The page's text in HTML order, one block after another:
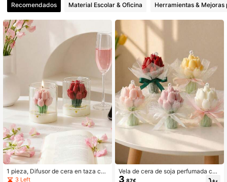
4,82
200 Seguidores
200 Seguidores
4,82 200 Seguidores
4,82 200 Seguidores
4,82 200 Seguidores
4,82 200 Seguidores
Recomendados Material Escolar & Oficina Herramientas & Mejoras
1 pieza, Difusor de cera en taza con
fragancia de tulipán bellamente em
3 Left
Vela de cera de soja perfumada con
ramo de tulipanes, envoltura de mal
3,87€